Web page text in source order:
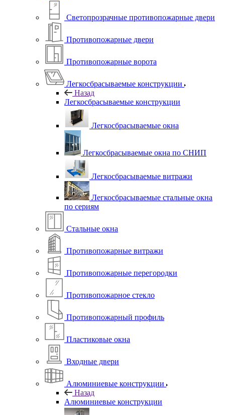
Светопрозрачные противопожарные двери
Противопожарные двери
Противопожарные ворота
Легкосбрасываемые конструкции
Назад
Легкосбрасываемые конструкции
Легкосбрасываемые окна
Легкосбрасываемые окна по СНИП
Легкосбрасываемые витражи
Легкосбрасываемые стальные окна
по сериям
Стальные окна
Противопожарные витражи
Противопожарные перегородки
Противопожарное стекло
Противопожарный профиль
Пластиковые окна
Входные двери
Алюминиевые конструкции
Назад
Алюминиевые конструкции